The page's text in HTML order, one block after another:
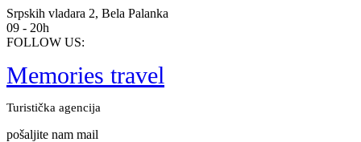
Skip
to
content
Srpskih vladara 2, Bela Palanka
09 - 20h
FOLLOW US:
Memories travel
Turistička agencija
pošaljite nam mail